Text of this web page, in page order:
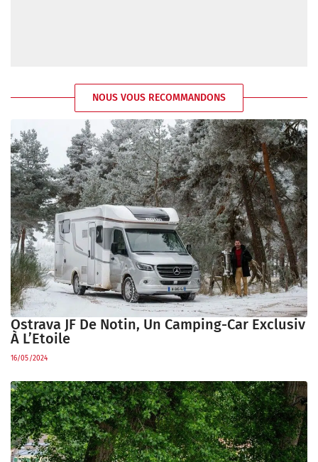
NOUS VOUS RECOMMANDONS
Ostrava JF De Notin, Un Camping-Car Exclusiv
À L’Etoile
16/05/2024